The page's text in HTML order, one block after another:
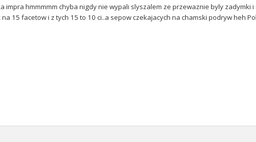
impra hmmmmm chyba nigdy nie wypali slyszalem ze przewaznie byly zadymki
15 facetow i z tych 15 to 10 ci..a sepow czekajacych na chamski podryw heh